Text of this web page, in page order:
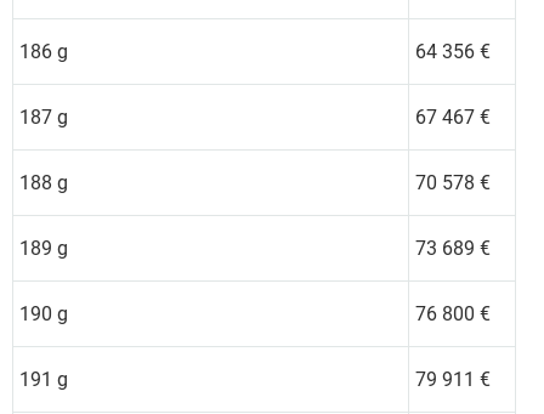
186 g 64 356 €
187 g 67 467 €
188 g 70 578 €
189 g 73 689 €
190 g 76 800 €
191 g 79 911 €